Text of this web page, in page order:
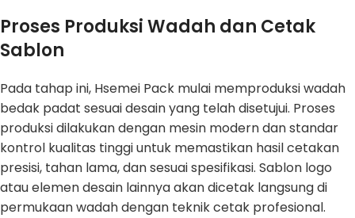
Proses Produksi Wadah dan Cetak
Sablon
Pada tahap ini, Hsemei Pack mulai memproduksi wadah
bedak padat sesuai desain yang telah disetujui. Proses
produksi dilakukan dengan mesin modern dan standar
kontrol kualitas tinggi untuk memastikan hasil cetakan
presisi, tahan lama, dan sesuai spesifikasi. Sablon logo
atau elemen desain lainnya akan dicetak langsung di
permukaan wadah dengan teknik cetak profesional.